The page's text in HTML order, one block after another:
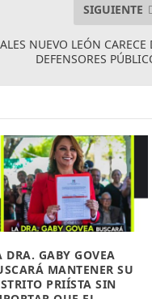
SIGUIENTE
NUEVO LEÓN CARECE
DEFENSORES
DRA. GABY GOVEA
MANTENER SU
PRIÍSTA SIN